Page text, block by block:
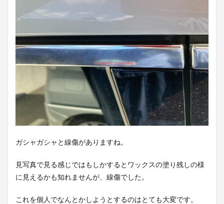
ガシャガシャと線傷がありますね。
見写真で見る感じではもしかするとワックスの塗り残しの様
に見えるかも知れませんが、線傷でした。
これを個人でなんとかしようとするのはとても大変です。